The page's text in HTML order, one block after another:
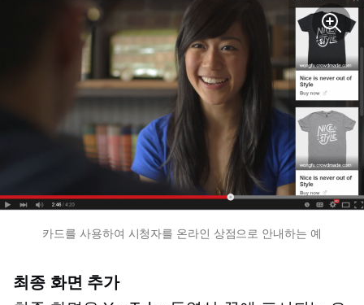
카드를 사용하여 시청자를 온라인 상점으로 안내하는 예
최종 화면 추가